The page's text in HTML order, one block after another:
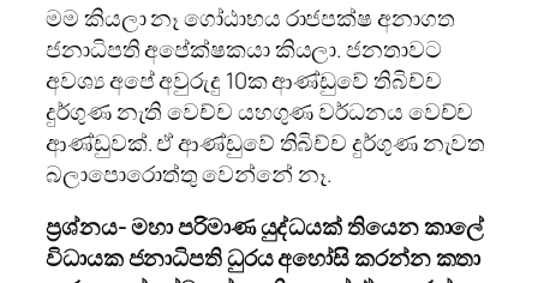
මම කියලා නෑ ගෝඨාභය රාජපක්ෂ අනාගත
ජනාධිපති අපේක්ෂකයා කියලා. ජනතාවට
අවශ්‍ය අපේ අවුරුදු 10ක ආණ්ඩුවේ තිබිච්ච
දුර්ගුණ නැති වෙච්ච යහගුණ වර්ධනය වෙච්ච
ආණ්ඩුවක්. ඒ ආණ්ඩුවේ තිබිච්ච දුර්ගුණ නැවත
බලාපොරොත්තු වෙන්නේ නෑ.
ප්‍රශ්නය- මහා පරිමාණ යුද්ධයක් තියෙන කාලේ
විධායක ජනාධිපති ධුරය අහෝසි කරන්න කතා